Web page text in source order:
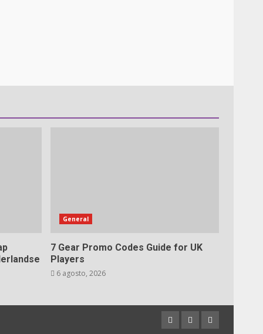
General
7 Gear Promo Codes Guide for UK
Players
6 agosto, 2026